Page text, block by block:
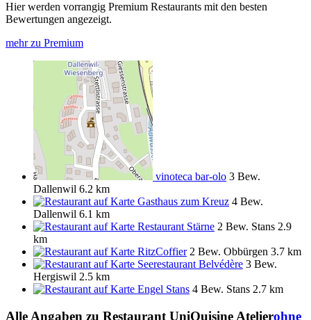
Hier werden vorrangig Premium Restaurants mit den besten
Bewertungen angezeigt.
mehr zu Premium
vinoteca bar-olo 3 Bew.
Dallenwil 6.2 km
Gasthaus zum Kreuz 4 Bew.
Dallenwil 6.1 km
Restaurant Stärne 2 Bew. Stans 2.9
km
RitzCoffier 2 Bew. Obbürgen 3.7 km
Seerestaurant Belvédère 3 Bew.
Hergiswil 2.5 km
Engel Stans 4 Bew. Stans 2.7 km
Alle Angaben zu Restaurant UniQuisine Atelierohne